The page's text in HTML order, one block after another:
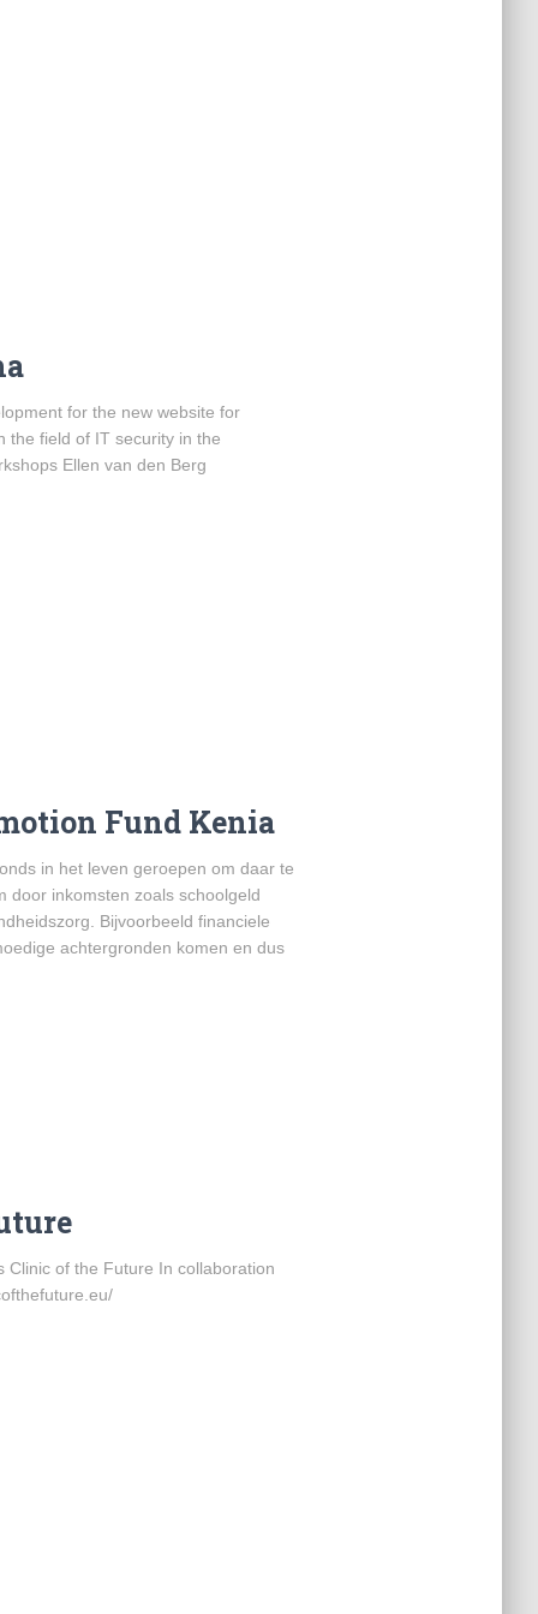
for the new website for
the field of IT security in the
Ellen van den Berg
Fund Kenia
in het leven geroepen om daar te
door inkomsten zoals schoolgeld
Bijvoorbeeld financiele
achtergronden komen en dus
Clinic of the Future In collaboration